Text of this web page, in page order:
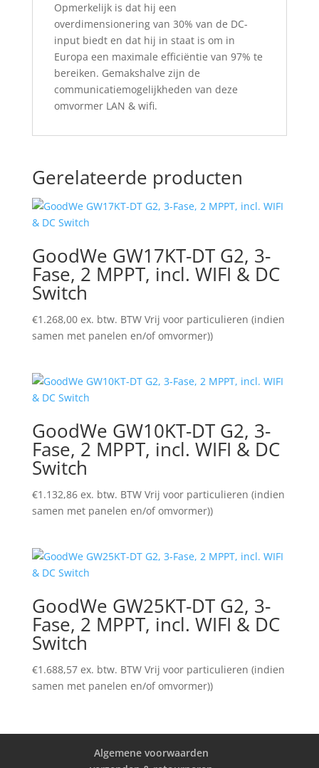
Opmerkelijk is dat hij een
overdimensionering van 30% van de DC-
input biedt en dat hij in staat is om in
Europa een maximale efficiëntie van 97% te
bereiken. Gemakshalve zijn de
communicatiemogelijkheden van deze
omvormer LAN & wifi.
Gerelateerde producten
GoodWe GW17KT-DT G2, 3-
Fase, 2 MPPT, incl. WIFI & DC
Switch
€1.268,00 ex. btw. BTW Vrij voor particulieren (indien
samen met panelen en/of omvormer))
GoodWe GW10KT-DT G2, 3-
Fase, 2 MPPT, incl. WIFI & DC
Switch
€1.132,86 ex. btw. BTW Vrij voor particulieren (indien
samen met panelen en/of omvormer))
GoodWe GW25KT-DT G2, 3-
Fase, 2 MPPT, incl. WIFI & DC
Switch
€1.688,57 ex. btw. BTW Vrij voor particulieren (indien
samen met panelen en/of omvormer))
Algemene voorwaarden